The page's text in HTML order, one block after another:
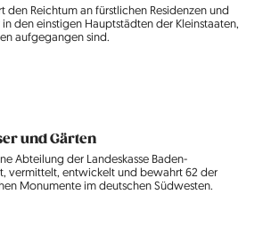
den Reichtum an fürstlichen Residenzen und
den einstigen Haupt­städten der Kleinstaaten,
aufgegangen sind.
und Gärten
Abteilung der Landeskasse Baden-
vermittelt, entwickelt und bewahrt 62 der
Monumente im deutschen Südwesten.